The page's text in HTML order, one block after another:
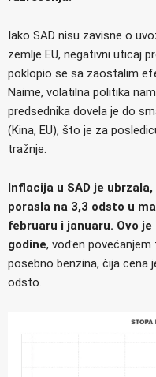
Iako SAD nisu zavisne o
zemlje EU, negativni uticaj
poklopio se sa zaostalim
Naime, volatilna politika
predsednika dovela je do
(Kina, EU), što je za
tražnje.
Inflacija u SAD je
porasla na 3,3 odsto u
februaru i januaru. Ovo
godine, vođen
posebno benzina, čija cena
odsto.